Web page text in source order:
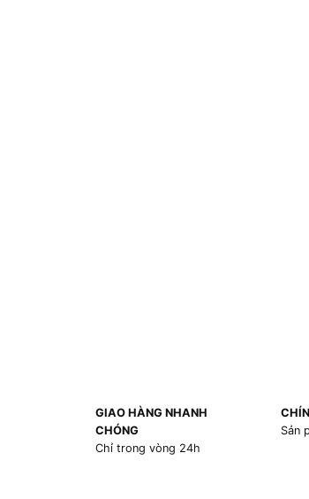
GIAO HÀNG NHANH
CHÓNG
Chỉ trong vòng 24h
Sản